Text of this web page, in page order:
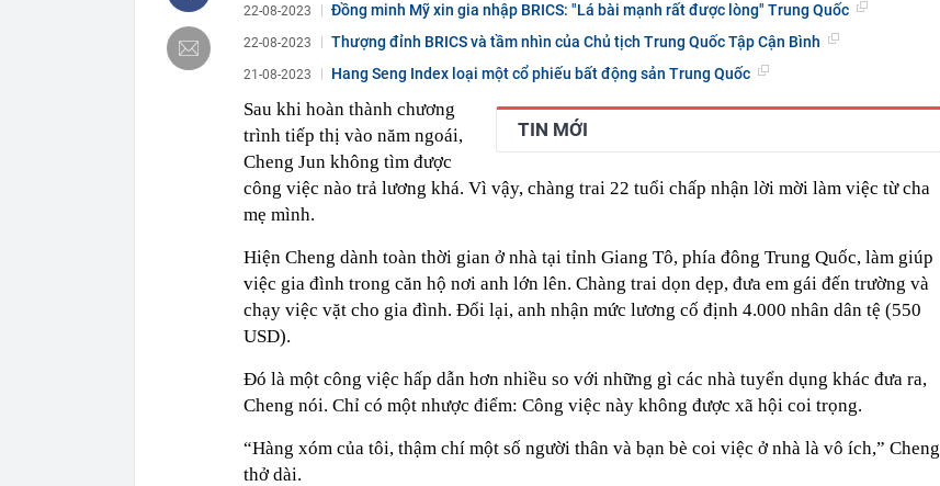
15:20
Mất tích 35 giờ trên núi, 2 người nghe cứu hộ gọi tên vẫn quyết im
trong tài khoản ngân hàng
15:18
4 thói quen khi nấu canh xương cần bỏ ngay
15:16
Nam A Bank đón dòng vốn xanh từ Thụy Sĩ, nâng tổng quy mô huy
động vốn quốc tế gần 350 triệu USD
15:11
Không chỉ dừng lại ở vị thế là nhà đầu tư FDI lớn nhất, Phó Tổng Giám
đốc Samsung Việt Nam tiết lộ loạt kế hoạch dành cho thế hệ trẻ Việt
Hoà Phát đã hoàn thành hơn 50% khối lượng xây dựng
15:07
Hải Phòng: Người dân vừa chuyển khoản với nội dung sau cần lưu lại
giao dịch và trình báo công an gần nhất
22-08-2023 Đồng minh Mỹ xin gia nhập BRICS: "Lá bài mạnh rất được lòng" Trung Quốc
22-08-2023 Thượng đỉnh BRICS và tầm nhìn của Chủ tịch Trung Quốc Tập Cận Bình
21-08-2023 Hang Seng Index loại một cổ phiếu bất động sản Trung Quốc
TIN MỚI
Sau khi hoàn thành chương
trình tiếp thị vào năm ngoái,
Cheng Jun không tìm được
công việc nào trả lương khá. Vì vậy, chàng trai 22 tuổi chấp nhận lời mời làm việc từ cha
mẹ mình.
Hiện Cheng dành toàn thời gian ở nhà tại tỉnh Giang Tô, phía đông Trung Quốc, làm giúp
việc gia đình trong căn hộ nơi anh lớn lên. Chàng trai dọn dẹp, đưa em gái đến trường và
chạy việc vặt cho gia đình. Đổi lại, anh nhận mức lương cố định 4.000 nhân dân tệ (550
USD).
Đó là một công việc hấp dẫn hơn nhiều so với những gì các nhà tuyển dụng khác đưa ra,
Cheng nói. Chỉ có một nhược điểm: Công việc này không được xã hội coi trọng.
“Hàng xóm của tôi, thậm chí một số người thân và bạn bè coi việc ở nhà là vô ích,” Cheng
thở dài.